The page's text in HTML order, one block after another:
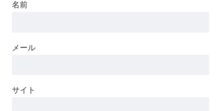
名前
メール
サイト